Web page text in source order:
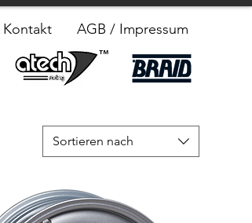
Kontakt AGB / Impressum
Sortieren nach